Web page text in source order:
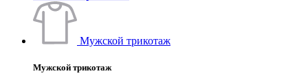
Мужской трикотаж
Мужской трикотаж